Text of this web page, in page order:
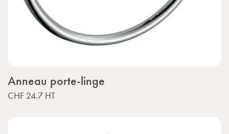
Anneau porte-linge
CHF 24.7 HT